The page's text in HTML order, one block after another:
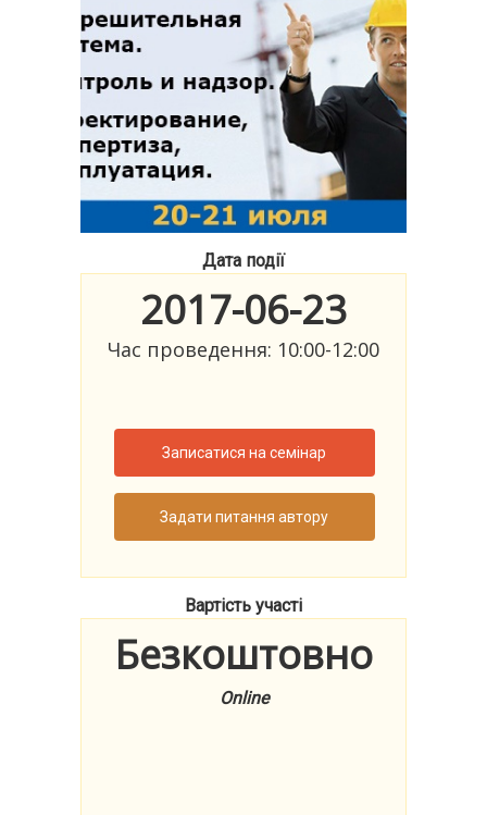
Дата події
2017-06-23
Час проведення: 10:00-12:00
Записатися на семінар
Задати питання автору
Вартість участі
Безкоштовно
Online